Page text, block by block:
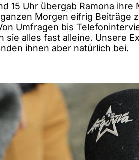
15 Uhr übergab Ramona
Morgen eifrig Beiträge
Umfragen bis
sie alles fast alleine. Unsere
ihnen aber natürlich bei.